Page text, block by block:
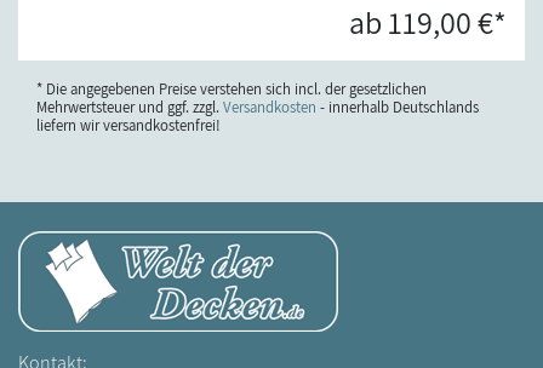
ab 119,00 €*
* Die angegebenen Preise verstehen sich incl. der gesetzlichen
Mehrwertsteuer und ggf. zzgl. Versandkosten - innerhalb Deutschlands
liefern wir versandkostenfrei!